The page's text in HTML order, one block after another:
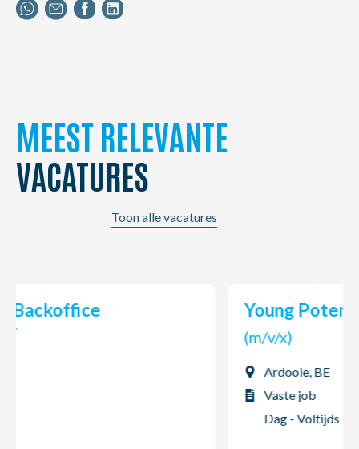
MEEST RELEVANTE
VACATURES
Toon alle vacatures
Young Potential Planner